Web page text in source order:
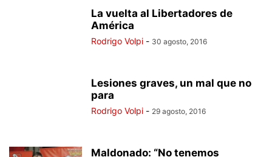
La vuelta al Libertadores de
América
Rodrigo Volpi - 30 agosto, 2016
Lesiones graves, un mal que no
para
Rodrigo Volpi - 29 agosto, 2016
Maldonado: “No tenemos